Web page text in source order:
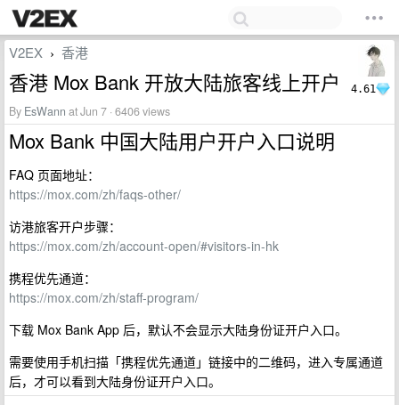
4.61
V2EX › 香港
香港 Mox Bank 开放大陆旅客线上开户
By EsWann at Jun 7 · 6406 views
Mox Bank 中国大陆用户开户入口说明
FAQ 页面地址：
https://mox.com/zh/faqs-other/
访港旅客开户步骤：
https://mox.com/zh/account-open/#visitors-in-hk
携程优先通道：
https://mox.com/zh/staff-program/
下载 Mox Bank App 后，默认不会显示大陆身份证开户入口。
需要使用手机扫描「携程优先通道」链接中的二维码，进入专属通道
后，才可以看到大陆身份证开户入口。